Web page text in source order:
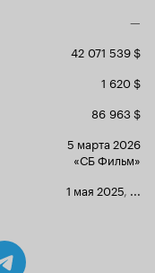
—
42 071 539 $
1 620 $
86 963 $
5 марта 2026
«СБ Фильм»
1 мая 2025